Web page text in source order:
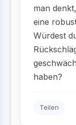
man
eine
Würdest
haben?
Teilen